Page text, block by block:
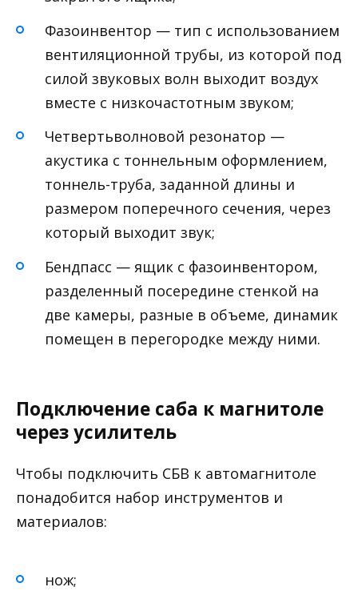
Фазоинвентор — тип с использованием
вентиляционной трубы, из которой под
силой звуковых волн выходит воздух
вместе с низкочастотным звуком;
Четвертьволновой резонатор —
акустика с тоннельным оформлением,
тоннель-труба, заданной длины и
размером поперечного сечения, через
который выходит звук;
Бендпасс — ящик с фазоинвентором,
разделенный посередине стенкой на
две камеры, разные в объеме, динамик
помещен в перегородке между ними.
Подключение саба к магнитоле
через усилитель
Чтобы подключить СБВ к автомагнитоле
понадобится набор инструментов и
материалов:
нож;